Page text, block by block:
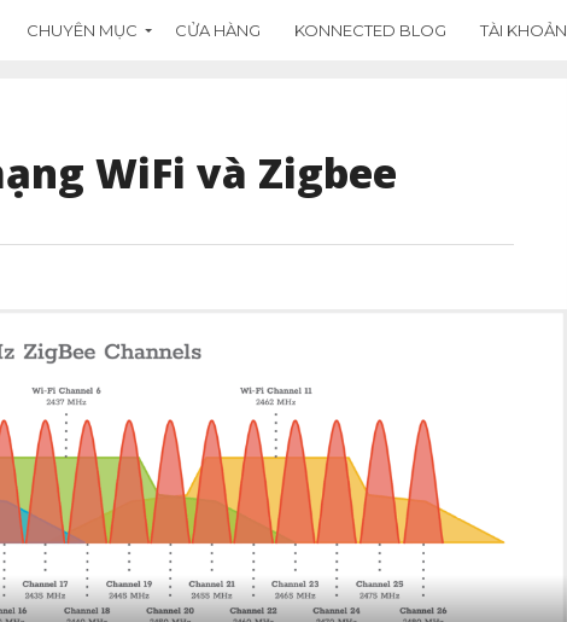
CHUYÊN MỤC CỬA HÀNG KONNECTED BLOG TÀI KHOẢN
WiFi và Zigbee